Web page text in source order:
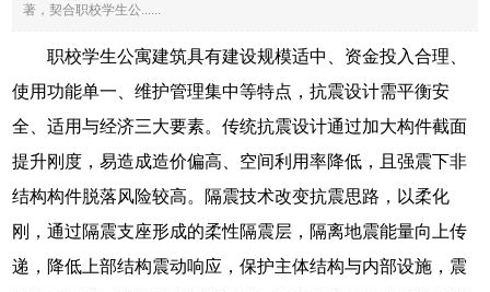
著，契合职校学生公......
职校学生公寓建筑具有建设规模适中、资金投入合理、
使用功能单一、维护管理集中等特点，抗震设计需平衡安
全、适用与经济三大要素。传统抗震设计通过加大构件截面
提升刚度，易造成造价偏高、空间利用率降低，且强震下非
结构构件脱落风险较高。隔震技术改变抗震思路，以柔化
刚，通过隔震支座形成的柔性隔震层，隔离地震能量向上传
递，降低上部结构震动响应，保护主体结构与内部设施，震